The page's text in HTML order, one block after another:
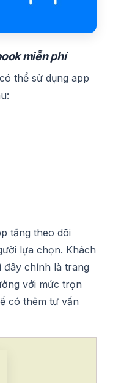
miễn phí
thể sử dụng app
tăng theo dõi
lựa chọn. Khách
đây chính là trang
với mức trọn
có thêm tư vấn